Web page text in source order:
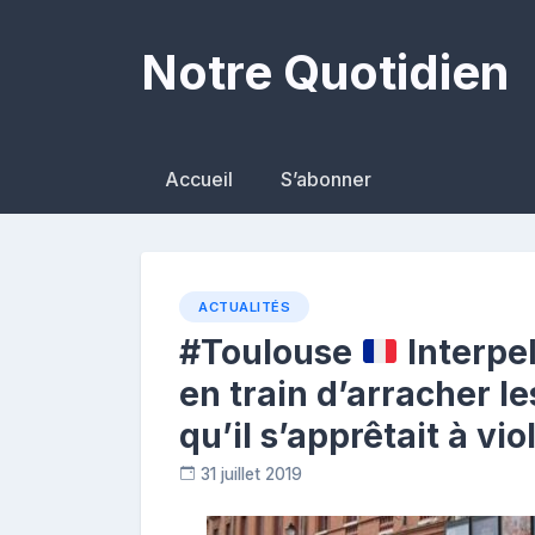
Notre Quotidien
Accueil S’abonner
ACTUALITÉS
#Toulouse
en train d’arracher
qu’il s’apprêtait à
31 juillet 2019
e